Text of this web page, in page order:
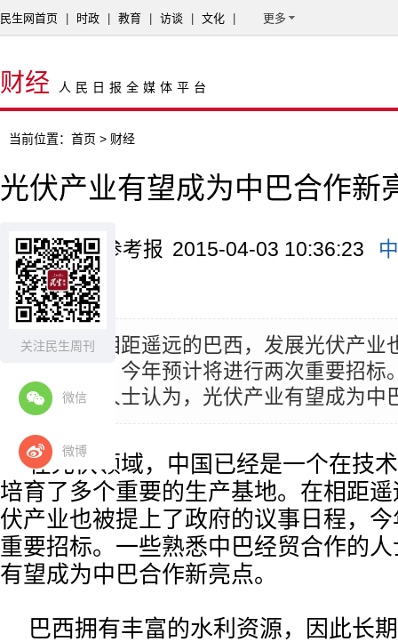
关注民生周刊
微信
微博
民生网首页 时政 教育 访谈 文化 更多
财经 人民日报全媒体平台
当前位置： 首页 > 财经
光伏产业有望成为中巴合作新
来源：经济参考报 2015-04-03 10:36:23
业
摘要：在相距遥远的巴西，发展光伏产业
议事日程，今年预计将进行两次重要招标
贸合作的人士认为，光伏产业有望成为中
在光伏领域，中国已经是一个在技
培育了多个重要的生产基地。在相距
伏产业也被提上了政府的议事日程，
重要招标。一些熟悉中巴经贸合作的
有望成为中巴合作新亮点。
巴西拥有丰富的水利资源，因此长